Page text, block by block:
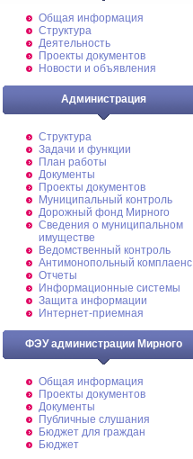
Общая информация
Структура
Деятельность
Проекты документов
Новости и объявления
Администрация
Структура
Задачи и функции
План работы
Документы
Проекты документов
Муниципальный контроль
Дорожный фонд Мирного
Cведения о муниципальном
имуществе
Ведомственный контроль
Антимонопольный комплаенс
Отчеты
Информационные системы
Защита информации
Интернет-приемная
ФЭУ администрации Мирного
Общая информация
Проекты документов
Документы
Публичные слушания
Бюджет для граждан
Бюджет